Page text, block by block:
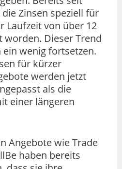
Zinsen speziell für
Laufzeit von über 12
worden. Dieser Trend
wenig fortsetzen.
für kürzer
werden jetzt
als die
einer längeren
Angebote wie Trade
haben bereits